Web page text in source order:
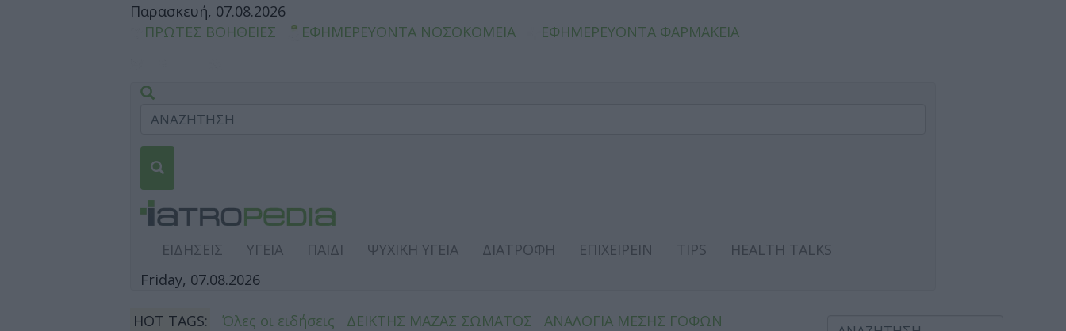
Παρασκευή, 07.08.2026
ΠΡΩΤΕΣ ΒΟΗΘΕΙΕΣ
ΕΦΗΜΕΡΕΥΟΝΤΑ ΝΟΣΟΚΟΜΕΙΑ ΕΦΗΜΕΡΕΥΟΝΤΑ ΦΑΡΜΑΚΕΙΑ
ΕΙΔΗΣΕΙΣ ΥΓΕΙΑ ΠΑΙΔΙ ΨΥΧΙΚΗ ΥΓΕΙΑ ΔΙΑΤΡΟΦΗ ΕΠΙΧΕΙΡΕΙΝ TIPS
HEALTH TALKS
Friday, 07.08.2026
HOT TAGS: Όλες οι ειδήσεις ΔΕΙΚΤΗΣ ΜΑΖΑΣ ΣΩΜΑΤΟΣ
ΑΝΑΛΟΓΙΑ ΜΕΣΗΣ ΓΟΦΩΝ